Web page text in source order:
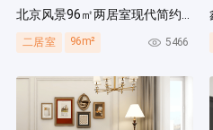
北京风景96㎡两居室现代简约风装修案例
二居室 96m² 5466